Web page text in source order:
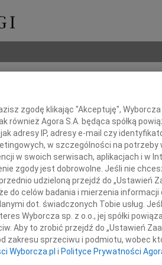
w wieku 88 lat
INNE
Z
Dnia
W
Jerzy
W
zgodę klikając "Akceptuję",
również Agora S.A. będąca spółką
adresy IP, adresy e-mail czy
w szczególności na potrzeby
w swoich serwisach, aplikacjach i w
zgody jest dobrowolne. Jeśli nie
udzieloną przejdź do „Ustawień
do celów badania i mierzenia
dot. świadczonych Tobie usług.
Wyborcza sp. z o.o., jej spółki
Aby to zrobić przejdź do „Ustawień
sprzeciwu i podmiotu, wobec
Wyborcza.pl i Polityce Prywatności